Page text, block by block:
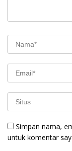
Simpan nama,
untuk komentar